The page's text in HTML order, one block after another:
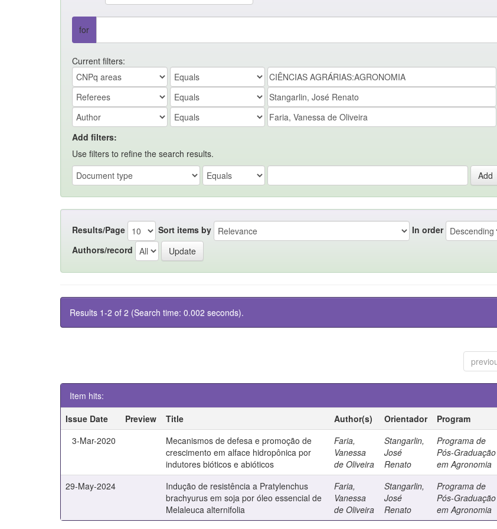
for
Current filters:
Add filters:
Use filters to refine the search results.
Results/Page Sort items by
In order
Authors/record
Results 1-2 of 2 (Search time: 0.002 seconds).
Item hits:
Issue Date
Preview Title Author(s) Orientador Program
3-Mar-2020
Mecanismos de defesa e promoção de
crescimento em alface hidropônica por
indutores bióticos e abióticos
Faria,
Vanessa
de Oliveira
Stangarlin,
José
Renato
Programa de
Pós-Graduação
em Agronomia
29-May-2024
Indução de resistência a Pratylenchus
brachyurus em soja por óleo essencial de
Melaleuca alternifolia
Faria,
Vanessa
de Oliveira
Stangarlin,
José
Renato
Programa de
Pós-Graduação
em Agronomia